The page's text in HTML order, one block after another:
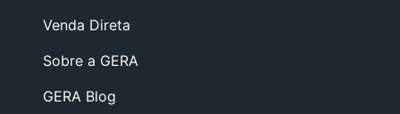
Venda Direta
Sobre a GERA
GERA Blog